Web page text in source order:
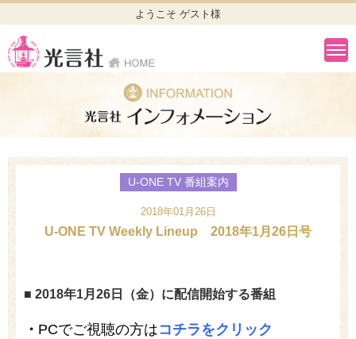
ようこそ ゲスト様
U-ONE TV 番組案内
2018年01月26日
U-ONE TV Weekly Lineup 2018年1月26日号
■ 2018年1月26日（金）に配信開始する番組
・ PCでご視聴の方はコチラをクリック